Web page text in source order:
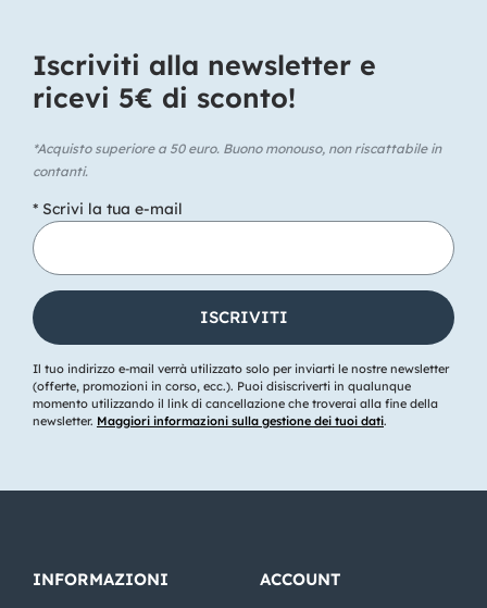
Iscriviti alla newsletter e
ricevi 5€ di sconto!​
*Acquisto superiore a 50 euro. Buono monouso, non riscattabile in
contanti.
* Scrivi la tua e-mail
Il tuo indirizzo e-mail verrà utilizzato solo per inviarti le nostre newsletter
(offerte, promozioni in corso, ecc.). Puoi disiscriverti in qualunque
momento utilizzando il link di cancellazione che troverai alla fine della
newsletter. Maggiori informazioni sulla gestione dei tuoi dati.
INFORMAZIONI ACCOUNT